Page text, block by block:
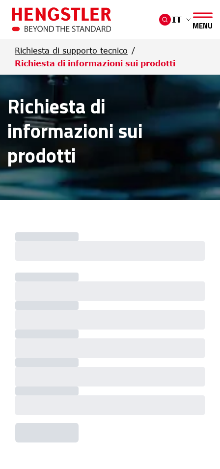
Salta al contenuto principale
IT
MENU
Richiesta di supporto tecnico
Richiesta di informazioni sui prodotti
Richiesta di
informazioni sui
prodotti